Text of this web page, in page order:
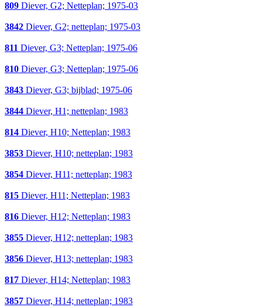
809 Diever, G2; Netteplan; 1975-03
3842 Diever, G2; netteplan; 1975-03
811 Diever, G3; Netteplan; 1975-06
810 Diever, G3; Netteplan; 1975-06
3843 Diever, G3; bijblad; 1975-06
3844 Diever, H1; netteplan; 1983
814 Diever, H10; Netteplan; 1983
3853 Diever, H10; netteplan; 1983
3854 Diever, H11; netteplan; 1983
815 Diever, H11; Netteplan; 1983
816 Diever, H12; Netteplan; 1983
3855 Diever, H12; netteplan; 1983
3856 Diever, H13; netteplan; 1983
817 Diever, H14; Netteplan; 1983
3857 Diever, H14; netteplan; 1983